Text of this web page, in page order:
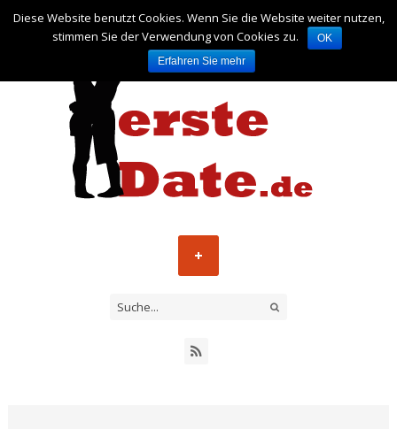
Diese Website benutzt Cookies. Wenn Sie die Website weiter nutzen,
stimmen Sie der Verwendung von Cookies zu.
OK
Erfahren Sie mehr